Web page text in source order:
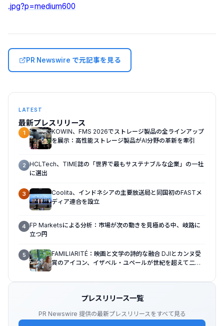
.jpg?p=medium600
PR Newswire で元記事を見る
LATEST
最新プレスリリース
1
KOWIN、FMS 2026でストレージ製品の全ラインアップ
を展示：高性能ストレージ製品がAI分野の革新を牽引
2 HCLTech、TIME誌の「世界で最もサステナブルな企業」の一社
に選出
3
Coolita、インドネシアの主要放送局と同国初のFASTメ
ディア連合を設立
4 FP Marketsによる分析：市場が次の動きを見極める中、岐路に
立つ円
5
FAMILIARITÉ：映画と文学の詩的な融合 DJIとカンヌ受
賞のアイコン、イザベル・ユペールが世紀を超えて二人
影
プレスリリース一覧
PR Newswire 提供の最新プレスリリースをすべて見る